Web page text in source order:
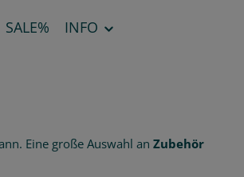
SALE% INFO
Eine große Auswahl an Zubehör